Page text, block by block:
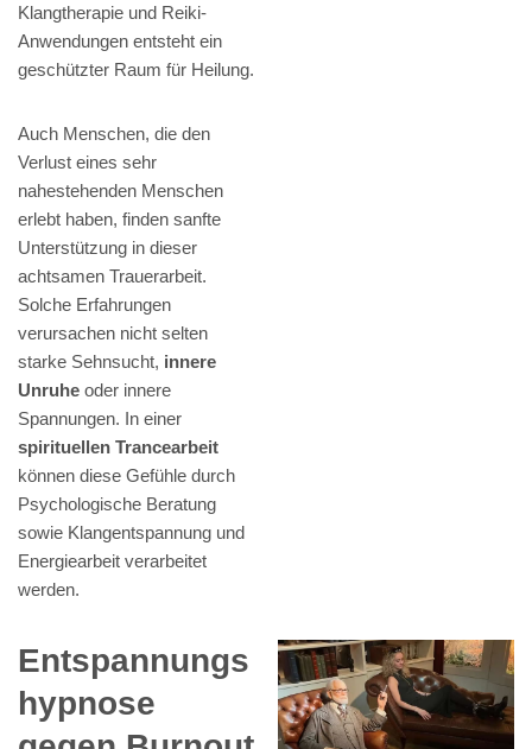
Klangtherapie und Reiki-
Anwendungen entsteht ein
geschützter Raum für Heilung.
Auch Menschen, die den
Verlust eines sehr
nahestehenden Menschen
erlebt haben, finden sanfte
Unterstützung in dieser
achtsamen Trauerarbeit.
Solche Erfahrungen
verursachen nicht selten
starke Sehnsucht, innere
Unruhe oder innere
Spannungen. In einer
spirituellen Trancearbeit
können diese Gefühle durch
Psychologische Beratung
sowie Klangentspannung und
Energiearbeit verarbeitet
werden.
Entspannungs
hypnose